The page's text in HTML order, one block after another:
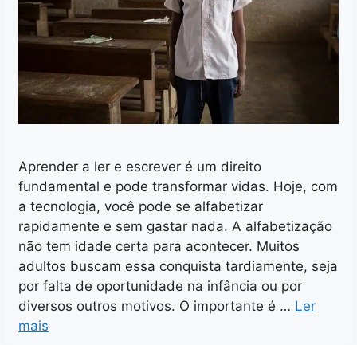
Aprender a ler e escrever é um direito
fundamental e pode transformar vidas. Hoje, com
a tecnologia, você pode se alfabetizar
rapidamente e sem gastar nada. A alfabetização
não tem idade certa para acontecer. Muitos
adultos buscam essa conquista tardiamente, seja
por falta de oportunidade na infância ou por
diversos outros motivos. O importante é … Ler
mais